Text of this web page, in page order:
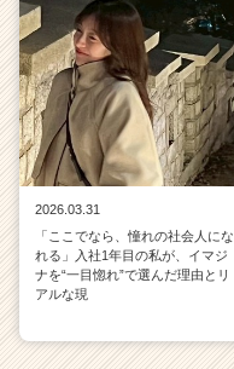
2026.03.31
「ここでなら、憧れの社会人にな
れる」入社1年目の私が、イマジ
ナを“一目惚れ”で選んだ理由とリ
アルな現